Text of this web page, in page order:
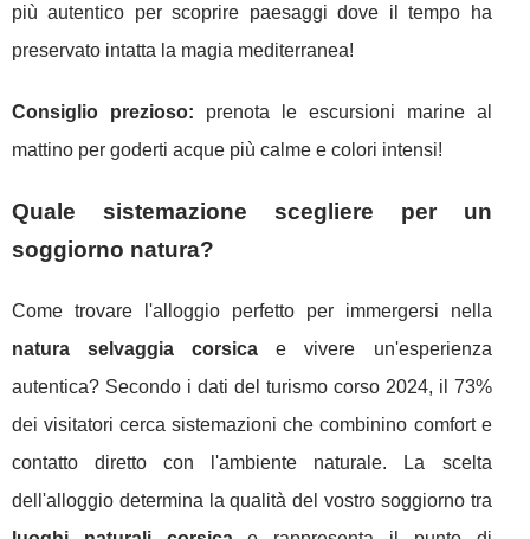
più autentico per scoprire paesaggi dove il tempo ha
preservato intatta la magia mediterranea!
Consiglio prezioso: prenota le escursioni marine al
mattino per goderti acque più calme e colori intensi!
Quale sistemazione scegliere per un
soggiorno natura?
Come trovare l'alloggio perfetto per immergersi nella
natura selvaggia corsica e vivere un'esperienza
autentica? Secondo i dati del turismo corso 2024, il 73%
dei visitatori cerca sistemazioni che combinino comfort e
contatto diretto con l'ambiente naturale. La scelta
dell'alloggio determina la qualità del vostro soggiorno tra